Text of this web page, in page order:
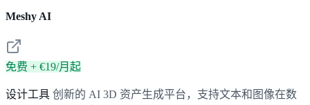
Meshy AI
免费 + €19/月起
设计工具 创新的 AI 3D 资产生成平台，支持文本和图像在数